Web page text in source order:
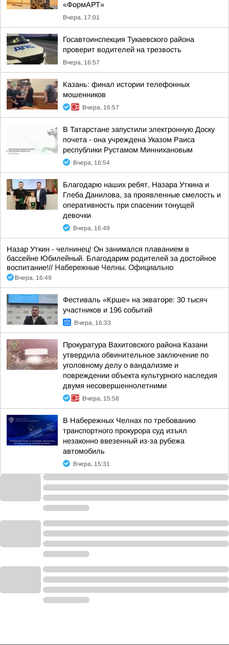
«ФормАРТ»
Вчера, 17:01
Госавтоинспекция Тукаевского района
проверит водителей на трезвость
Вчера, 16:57
Казань: финал истории телефонных
мошенников
Вчера, 16:57
В Татарстане запустили электронную Доску
почета - она учреждена Указом Раиса
республики Рустамом Миннихановым
Вчера, 16:54
Благодарю наших ребят, Назара Уткина и
Глеба Данилова, за проявленные смелость и
оперативность при спасении тонущей
девочки
Вчера, 16:49
Назар Уткин - челнинец! Он занимался плаванием в
бассейне Юбилейный. Благодарим родителей за достойное
воспитание!// Набережные Челны. Официально
Вчера, 16:49
Фестиваль «Крше» на экваторе: 30 тысяч
участников и 196 событий
Вчера, 16:33
Прокуратура Вахитовского района Казани
утвердила обвинительное заключение по
уголовному делу о вандализме и
повреждении объекта культурного наследия
двумя несовершеннолетними
Вчера, 15:58
В Набережных Челнах по требованию
транспортного прокурора суд изъял
незаконно ввезенный из-за рубежа
автомобиль
Вчера, 15:31